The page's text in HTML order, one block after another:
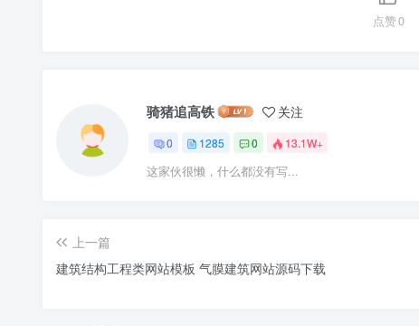
点赞0
骑猪追高铁 关注
0 1285 0 13.1W+
这家伙很懒，什么都没有写...
上一篇
建筑结构工程类网站模板 气膜建筑网站源码下载